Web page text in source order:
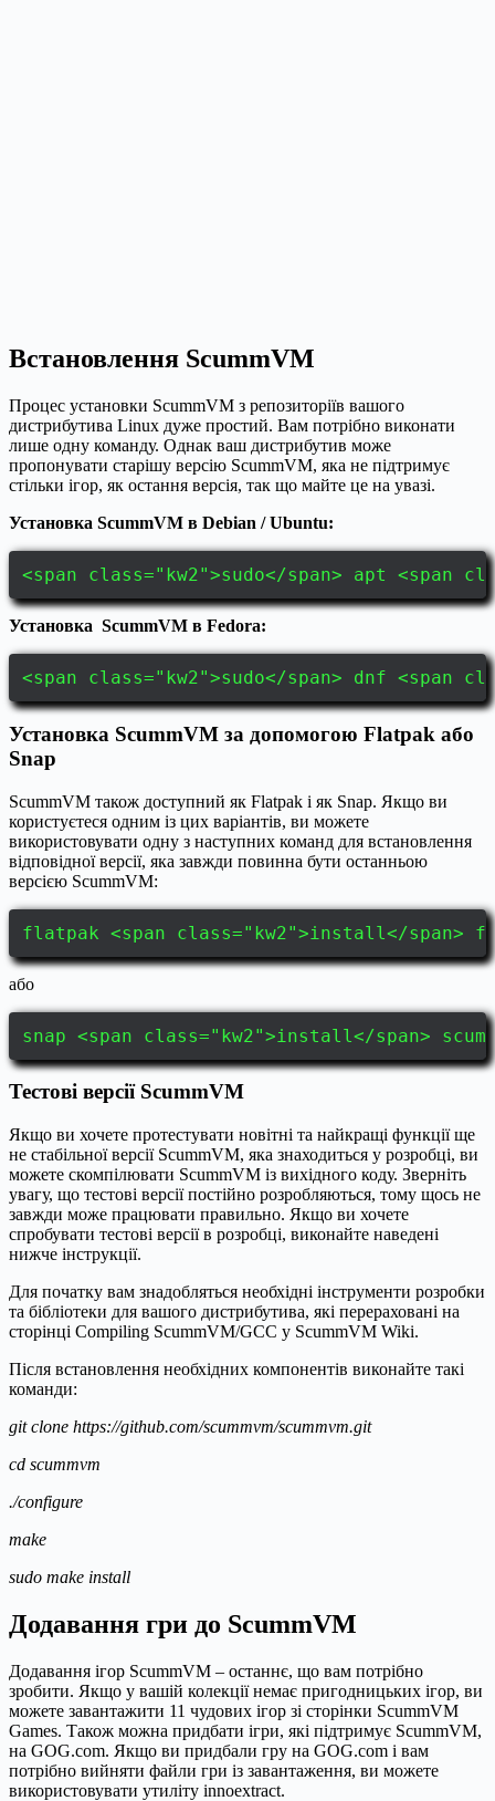
Встановлення ScummVM
Процес установки ScummVM з репозиторіїв вашого
дистрибутива Linux дуже простий. Вам потрібно виконати
лише одну команду. Однак ваш дистрибутив може
пропонувати старішу версію ScummVM, яка не підтримує
стільки ігор, як остання версія, так що майте це на увазі.
Установка ScummVM в Debian / Ubuntu:
<span class="kw2">sudo</span> apt <span
Установка ScummVM в Fedora:
<span class="kw2">sudo</span> dnf <span
Установка ScummVM за допомогою Flatpak або
Snap
ScummVM також доступний як Flatpak і як Snap. Якщо ви
користуєтеся одним із цих варіантів, ви можете
використовувати одну з наступних команд для встановлення
відповідної версії, яка завжди повинна бути останньою
версією ScummVM:
flatpak <span class="kw2">install</span>
або
snap <span class="kw2">install</span>
Тестові версії ScummVM
Якщо ви хочете протестувати новітні та найкращі функції ще
не стабільної версії ScummVM, яка знаходиться у розробці, ви
можете скомпілювати ScummVM із вихідного коду. Зверніть
увагу, що тестові версії постійно розробляються, тому щось не
завжди може працювати правильно. Якщо ви хочете
спробувати тестові версії в розробці, виконайте наведені
нижче інструкції.
Для початку вам знадобляться необхідні інструменти розробки
та бібліотеки для вашого дистрибутива, які перераховані на
сторінці Compiling ScummVM/GCC у ScummVM Wiki.
Після встановлення необхідних компонентів виконайте такі
команди:
git clone https://github.com/scummvm/scummvm.git
cd scummvm
./configure
make
sudo make install
Додавання гри до ScummVM
Додавання ігор ScummVM – останнє, що вам потрібно
зробити. Якщо у вашій колекції немає пригодницьких ігор, ви
можете завантажити 11 чудових ігор зі сторінки ScummVM
Games. Також можна придбати ігри, які підтримує ScummVM,
на GOG.com. Якщо ви придбали гру на GOG.com і вам
потрібно вийняти файли гри із завантаження, ви можете
використовувати утиліту innoextract.